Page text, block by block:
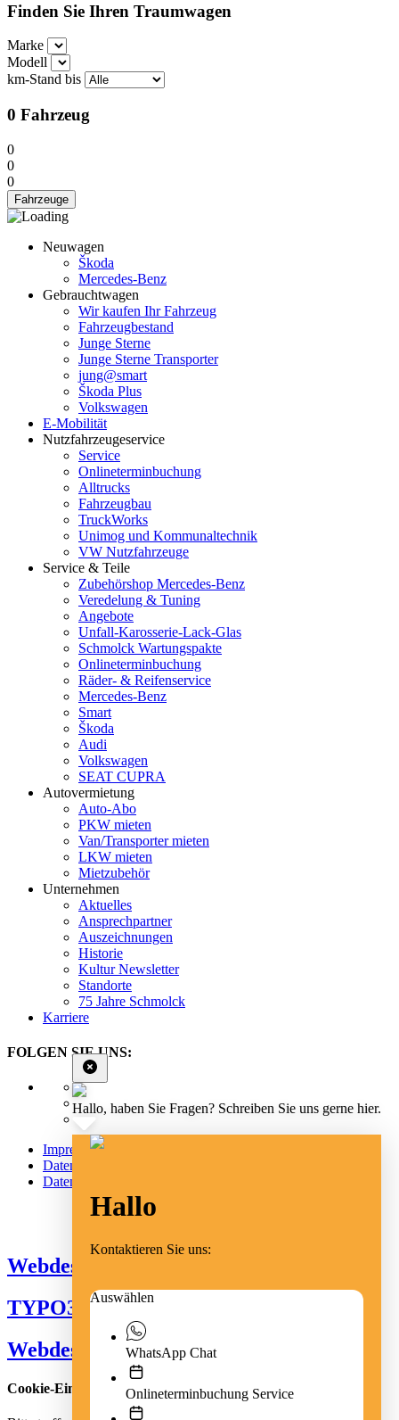
Finden Sie Ihren Traumwagen
Marke
Modell
km-Stand bis
0 Fahrzeug
0
0
0
Fahrzeuge
Neuwagen
Škoda
Mercedes-Benz
Gebrauchtwagen
Wir kaufen Ihr Fahrzeug
Fahrzeugbestand
Junge Sterne
Junge Sterne Transporter
jung@smart
Škoda Plus
Volkswagen
E-Mobilität
Nutzfahrzeugeservice
Service
Onlineterminbuchung
Alltrucks
Fahrzeugbau
TruckWorks
Unimog und Kommunaltechnik
VW Nutzfahrzeuge
Service & Teile
Zubehörshop Mercedes-Benz
Veredelung & Tuning
Angebote
Unfall-Karosserie-Lack-Glas
Schmolck Wartungspakte
Onlineterminbuchung
Räder- & Reifenservice
Mercedes-Benz
Smart
Škoda
Audi
Volkswagen
SEAT CUPRA
Autovermietung
Auto-Abo
PKW mieten
Van/Transporter mieten
LKW mieten
Mietzubehör
Unternehmen
Aktuelles
Ansprechpartner
Auszeichnungen
Historie
Kultur Newsletter
Standorte
75 Jahre Schmolck
Karriere
FOLGEN SIE UNS:
Impressum
Datenschutz
Datenschutz Social Media
Webdesign Emmendingen
TYPO3 Freiburg
Webdesign Freiburg
Hallo, haben Sie Fragen? Schreiben Sie uns gerne hier.
Hallo
Kontaktieren Sie uns:
Auswählen
WhatsApp Chat
Onlineterminbuchung Service
Cookie-Einstellungen